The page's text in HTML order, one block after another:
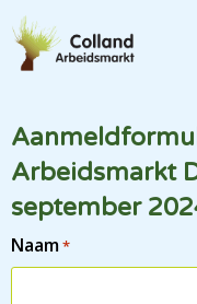
Arbeidsmarkt
september
Naam*